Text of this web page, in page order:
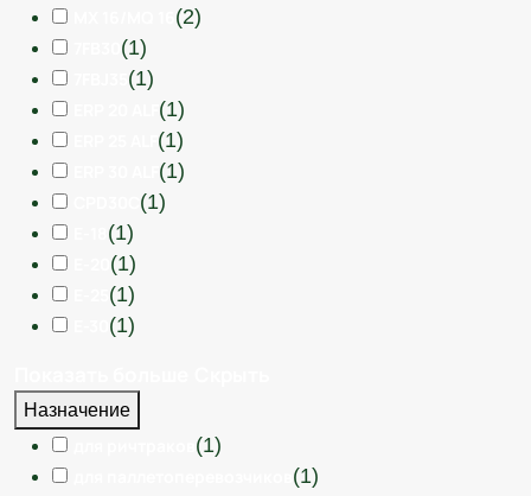
(2)
(1)
(1)
(1)
(1)
(1)
(1)
(1)
(1)
(1)
(1)
Назначение
(1)
(1)